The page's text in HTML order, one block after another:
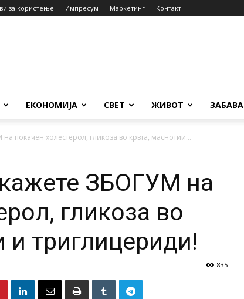
за користење Импресум Маркетинг Контакт
ЕКОНОМИЈА СВЕТ ЖИВОТ ЗАБАВА
покачен холестерол, гликоза во крвта, маснотии...
ЗБОГУМ на
гликоза во
и триглицериди!
835